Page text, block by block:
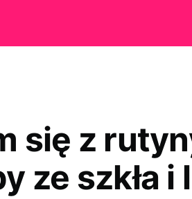
się z
ze szkła i